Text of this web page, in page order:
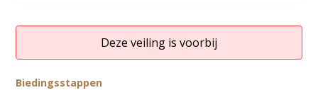
Deze veiling is voorbij
Biedingsstappen